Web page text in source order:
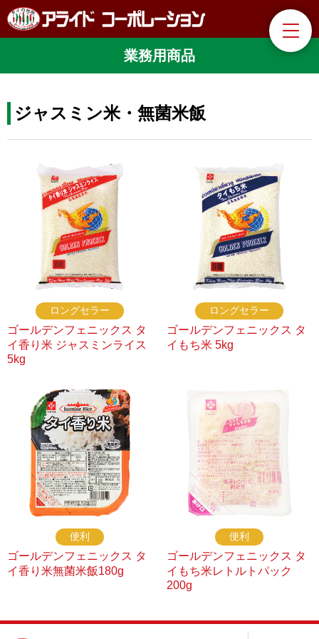
業務用商品
ジャスミン米・無菌米飯
ロングセラー
ゴールデンフェニックス タ
イ香り米 ジャスミンライス
5kg
ロングセラー
ゴールデンフェニックス タ
イもち米 5kg
便利
ゴールデンフェニックス タ
イ香り米無菌米飯180g
便利
ゴールデンフェニックス タ
イもち米レトルトパック
200g